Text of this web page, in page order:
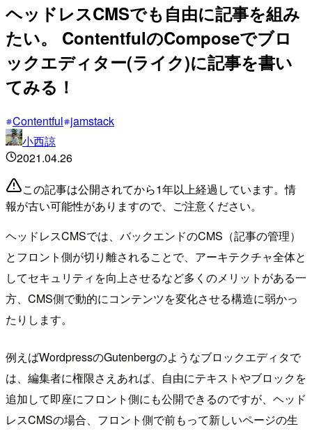
ヘッドレスCMSでも自由に記事を組み
たい。 ContentfulのComposeでブロ
ックエディター(ライク)に記事を書い
てみる！
Contentful jamstack
小西諒
2021.04.26
この記事は公開されてから1年以上経過しています。情
報が古い可能性がありますので、ご注意ください。
ヘッドレスCMSでは、バックエンドのCMS（記事の管理）
とフロント側が切り離されることで、アーキテクチャ全体と
してセキュリティを向上させるなど多くのメリットがある一
方、CMS側で動的にコンテンツを変化させる構造に弱かっ
たりします。
例えばWordpressのGutenbergのようなブロックエディタで
は、編集者に権限さえあれば、自由にテキストやブロックを
追加して即座にフロント側にも公開できるのですが、ヘッド
レスCMSの場合、フロント側で前もって新しいページの生